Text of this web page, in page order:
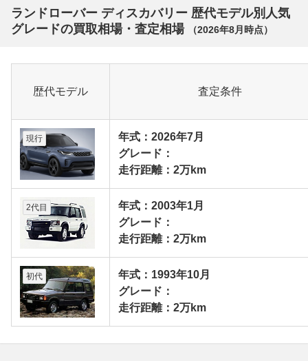
ランドローバー ディスカバリー 歴代モデル別人気
グレードの買取相場・査定相場
（2026年8月 時点）
歴代モデル 査定条件
現行
年式：2026年7月
グレード：
走行距離：2万km
2代目
年式：2003年1月
グレード：
走行距離：2万km
初代
年式：1993年10月
グレード：
走行距離：2万km